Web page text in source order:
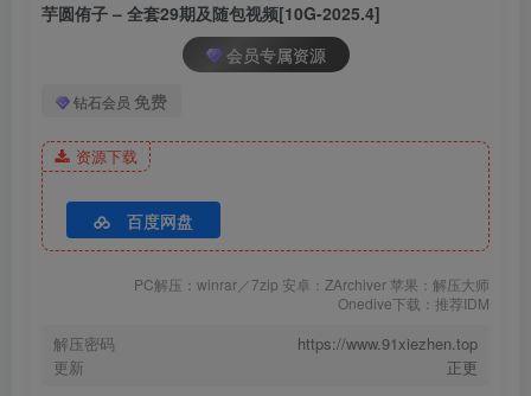
芋圆侑子 NO.023 蓝格子小清新[22P-76.3M]
芋圆侑子 NO.022 兽娘风俗店[177P+16V-815.7M]
芋圆侑子 NO.019 花精灵 [71P1V-1.37GB]
芋圆侑子 NO.018 恰巴耶夫囚服 [33P3V-223MB]
芋圆侑子 NO.017 路易九世礼服 [12P-83MB]
芋圆侑子 NO.016 甘古特监狱服 [12P-107MB]
芋圆侑子 NO.015 黑枪呆女仆自拍 [24P3V-211MB]
芋圆侑子 NO.013 金毛不良jk [42P5V-533MB]
芋圆侑子 NO.012 黑丝女教师 [57P14V-202MB]
芋圆侑子 – 全套29期及随包视频[10G-2025.4]
会员专属资源
钻石会员 免费
资源下载
百度网盘
PC解压：winrar／7zip 安卓：ZArchiver 苹果：解压大师
Onedive下载：推荐IDM
解压密码
https://www.91xiezhen.top
更新
正更